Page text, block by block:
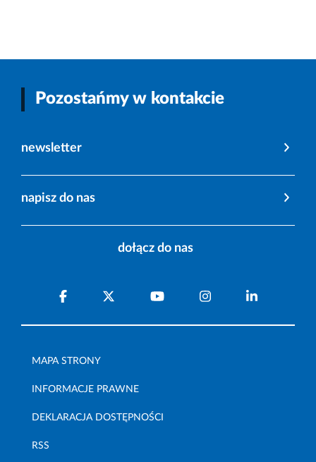
Pozostańmy w kontakcie
newsletter
napisz do nas
dołącz do nas
MAPA STRONY
INFORMACJE PRAWNE
DEKLARACJA DOSTĘPNOŚCI
RSS